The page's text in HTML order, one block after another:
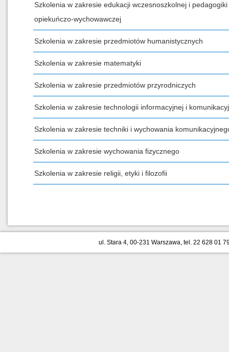
Szkolenia w zakresie edukacji wczesnoszkolnej i pedagogiki
opiekuńczo-wychowawczej
Szkolenia w zakresie przedmiotów humanistycznych
Szkolenia w zakresie matematyki
Szkolenia w zakresie przedmiotów przyrodniczych
Szkolenia w zakresie technologii informacyjnej i
Szkolenia w zakresie techniki i wychowania
Szkolenia w zakresie wychowania fizycznego
Szkolenia w zakresie religii, etyki i filozofii
ul. Stara 4, 00-231 Warszawa, tel. 22 628 01